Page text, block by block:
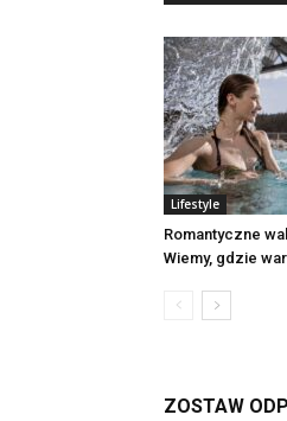
Lifestyle
Romantyczne
Wiemy, gdzie
ZOSTAW